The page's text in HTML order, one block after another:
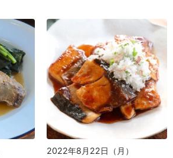
2022年8月22日（月）